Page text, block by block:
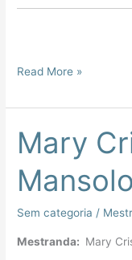
Read More »
Mary
Mansolo
Sem categoria /
Mestranda: Mary
Mary
Cristina
Neves
Mansolo